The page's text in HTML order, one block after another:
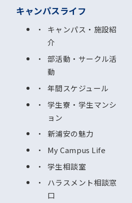
キャンパスライフ
キャンパス・施設紹
介
部活動・サークル活
動
年間スケジュール
学生寮・学生マンシ
ョン
新浦安の魅力
My Campus Life
学生相談室
ハラスメント相談窓
口